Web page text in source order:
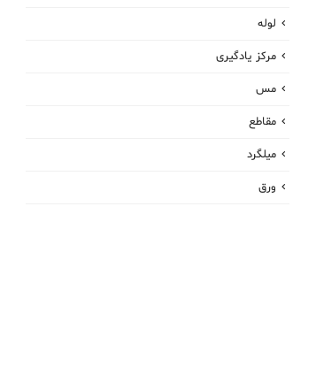
لوله
مرکز یادگیری
مس
مقاطع
میلگرد
ورق